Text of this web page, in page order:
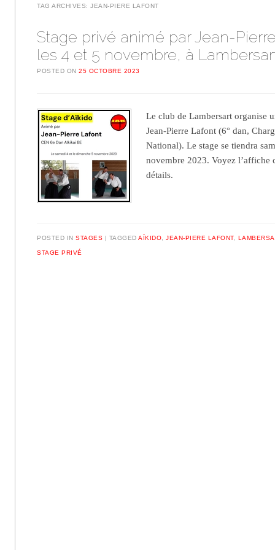
TAG ARCHIVES:JEAN-PIERE LAFONT
Stage privé animé par Jean-
les 4 et 5 novembre, à
POSTED ON25 OCTOBRE 2023
Le club de Lambersart organise
Jean-Pierre Lafont (6° dan,
National). Le stage se tiendra
novembre 2023. Voyez l’affiche
détails.
POSTED INSTAGES TAGGEDAÏKIDO ,JEAN-PIERE LAFONT,
STAGE PRIVÉ